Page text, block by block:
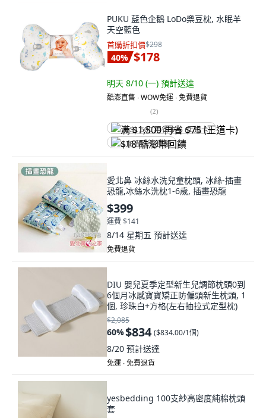
PUKU 藍色企鵝 LoDo樂豆枕, 水眠羊
天空藍色
首購折扣價$298
40% $178
明天 8/10 (一) 預計送達
酷澎直售 ∙ WOW免運 ∙ 免費退貨
(2)
满 $1,500 再省 $75 (王道卡)
$18 酷澎幣回饋
愛北鼻 冰絲水洗兒童枕頭, 冰絲-插畫
恐龍,冰絲水洗枕1-6歲, 插畫恐龍
$399
運費 $141
8/14 星期五 預計送達
免費退貨
DIU 嬰兒夏季定型新生兒調節枕頭0到
6個月冰感寶寶矯正防偏頭新生枕頭, 1
個, 珍珠白+方格(左右抽拉式定型枕)
$2,085
60%$834 ($834.00/1個)
8/20 預計送達
免運 ∙ 免費退貨
yesbedding 100支紗高密度純棉枕頭
套